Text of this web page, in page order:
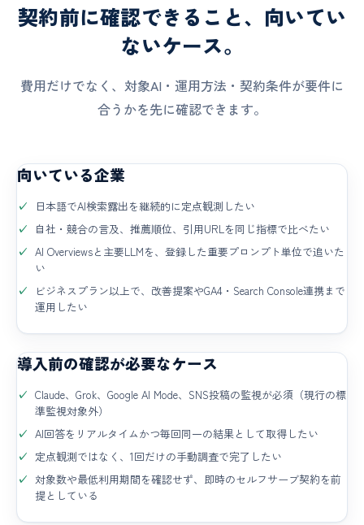
契約前に確認できること、向いてい
ないケース。
費用だけでなく、対象AI・運用方法・契約条件が要件に
合うかを先に確認できます。
向いている企業
日本語でAI検索露出を継続的に定点観測したい
自社・競合の言及、推薦順位、引用URLを同じ指標で比べたい
AI Overviewsと主要LLMを、登録した重要プロンプト単位で追いた
い
ビジネスプラン以上で、改善提案やGA4・Search Console連携まで
運用したい
導入前の確認が必要なケース
Claude、Grok、Google AI Mode、SNS投稿の監視が必須（現行の標
準監視対象外）
AI回答をリアルタイムかつ毎回同一の結果として取得したい
定点観測ではなく、1回だけの手動調査で完了したい
対象数や最低利用期間を確認せず、即時のセルフサーブ契約を前
提としている